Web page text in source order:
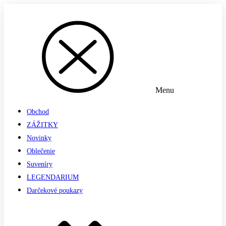
Menu
Obchod
ZÁŽITKY
Novinky
Oblečenie
Suveníry
LEGENDARIUM
Darčekové poukazy